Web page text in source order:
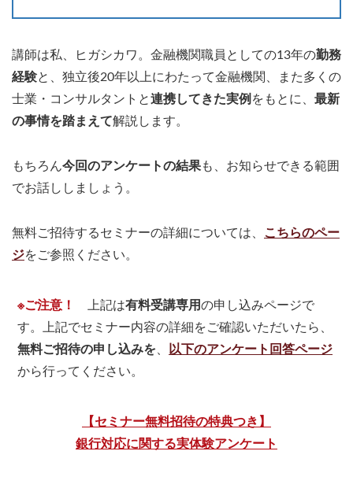
講師は私、ヒガシカワ。金融機関職員としての13年の勤務
経験と、独立後20年以上にわたって金融機関、また多くの
士業・コンサルタントと連携してきた実例 をもとに、 最新
の事情を踏まえて解説します。
もちろん今回のアンケートの結果も、お知らせできる範囲
でお話ししましょう。
無料ご招待するセミナーの詳細については、
こちらのペー
ジをご参照ください。
※ご注意！ 上記は有料受講専用の申し込みページで
す。上記でセミナー内容の詳細をご確認いただいたら、
無料ご招待の申し込みを
以下のアンケート回答ページ
から行ってください。
【セミナー無料招待の特典つき】
銀行対応に関する実体験アンケート